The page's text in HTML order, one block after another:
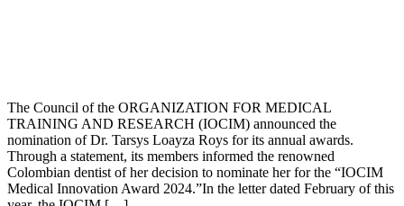
The Council of the ORGANIZATION FOR MEDICAL
TRAINING AND RESEARCH (IOCIM) announced the
nomination of Dr. Tarsys Loayza Roys for its annual awards.
Through a statement, its members informed the renowned
Colombian dentist of her decision to nominate her for the “IOCIM
Medical Innovation Award 2024.”In the letter dated February of this